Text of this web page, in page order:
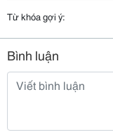
Từ khóa gợi ý:
Bình luận